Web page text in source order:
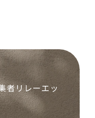
者リレーエッ